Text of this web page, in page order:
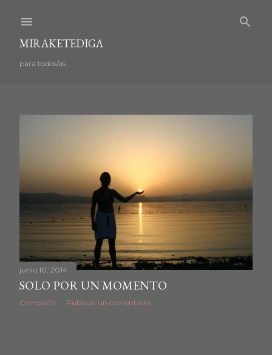
MIRAKETEDIGA
para todos/as
n
t
r
a
d
a
junio 10, 2014
SOLO POR UN MOMENTO
Compartir Publicar un comentario